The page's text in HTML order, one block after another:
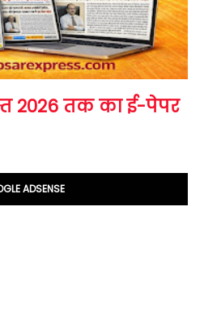
2026 तक का ई-पेपर
ADSENSE